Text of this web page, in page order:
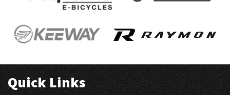
Quick Links